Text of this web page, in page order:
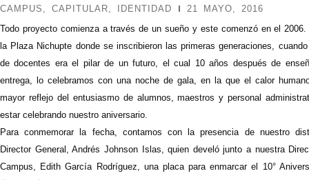
CAMPUS , CAPITULAR, IDENTIDAD
21 MAYO, 2016
Todo proyecto comienza a través de un sueño y este comenzó en el 2006.
la Plaza Nichupte donde se inscribieron las primeras generaciones,
de docentes era el pilar de un futuro, el cual 10 años después de
entrega, lo celebramos con una noche de gala, en la que el calor
mayor reflejo del entusiasmo de alumnos, maestros y personal
estar celebrando nuestro aniversario.
Para conmemorar la fecha, contamos con la presencia de nuestro
Director General, Andrés Johnson Islas, quien develó junto a nuestra
Campus, Edith García Rodríguez, una placa para enmarcar el 10°